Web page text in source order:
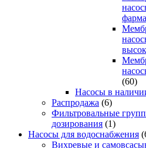
(60)
Насосы в
Распродажа (6)
Фильтровальные
дозирования (1)
Насосы для водоснабжения
Вихревые и